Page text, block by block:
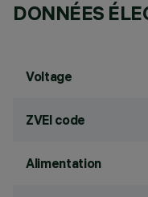
DONNÉES
Voltage
ZVEI code
Alimentation